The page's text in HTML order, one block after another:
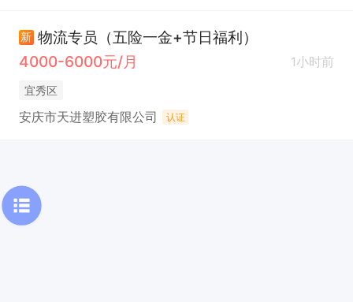
新 物流专员（五险一金+节日福利）
4000-6000元/月
1小时前
宜秀区
安庆市天进塑胶有限公司 认证